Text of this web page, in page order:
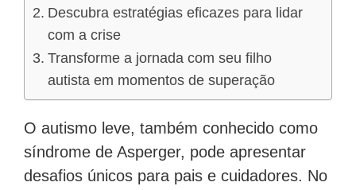
Descubra estratégias eficazes para lidar
com a crise
Transforme a jornada com seu filho
autista em momentos de superação
O autismo leve, também conhecido como
síndrome de Asperger, pode apresentar
desafios únicos para pais e cuidadores. No